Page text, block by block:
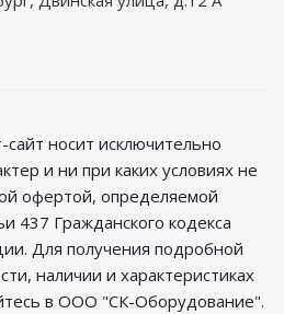
носит исключительно
и ни при каких условиях не
офертой, определяемой
437 Гражданского кодекса
Для получения подробной
наличии и характеристиках
в ООО "СК-Оборудование".